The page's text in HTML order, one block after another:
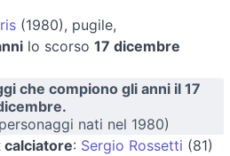
(1980), pugile,
lo scorso 17 dicembre
che compiono gli anni il 17
nati nel 1980)
calciatore: Sergio Rossetti (81)